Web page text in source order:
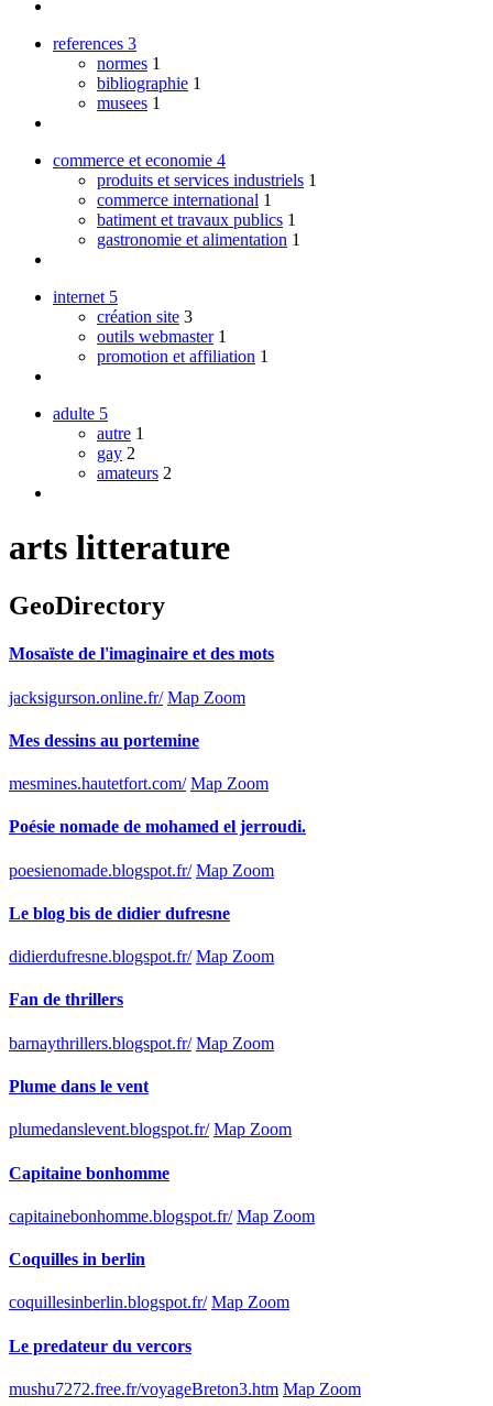
references 3
normes 1
bibliographie 1
musees 1
commerce et economie 4
produits et services industriels 1
commerce international 1
batiment et travaux publics 1
gastronomie et alimentation 1
internet 5
création site 3
outils webmaster 1
promotion et affiliation 1
adulte 5
autre 1
gay 2
amateurs 2
arts litterature
GeoDirectory
Mosaïste de l'imaginaire et des mots
jacksigurson.online.fr/ Map Zoom
Mes dessins au portemine
mesmines.hautetfort.com/ Map Zoom
Poésie nomade de mohamed el jerroudi.
poesienomade.blogspot.fr/ Map Zoom
Le blog bis de didier dufresne
didierdufresne.blogspot.fr/ Map Zoom
Fan de thrillers
barnaythrillers.blogspot.fr/ Map Zoom
Plume dans le vent
plumedanslevent.blogspot.fr/ Map Zoom
Capitaine bonhomme
capitainebonhomme.blogspot.fr/ Map Zoom
Coquilles in berlin
coquillesinberlin.blogspot.fr/ Map Zoom
Le predateur du vercors
mushu7272.free.fr/voyageBreton3.htm Map Zoom